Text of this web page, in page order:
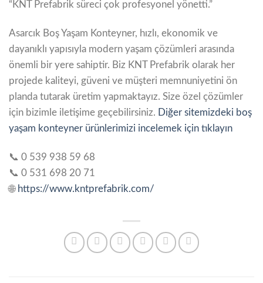
“KNT Prefabrik süreci çok profesyonel yönetti.”
Asarcık Boş Yaşam Konteyner, hızlı, ekonomik ve
dayanıklı yapısıyla modern yaşam çözümleri arasında
önemli bir yere sahiptir. Biz KNT Prefabrik olarak her
projede kaliteyi, güveni ve müşteri memnuniyetini ön
planda tutarak üretim yapmaktayız. Size özel çözümler
için bizimle iletişime geçebilirsiniz. Diğer sitemizdeki boş
yaşam konteyner ürünlerimizi incelemek için tıklayın
📞 0 539 938 59 68
📞 0 531 698 20 71
🌐 https://www.kntprefabrik.com/